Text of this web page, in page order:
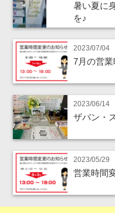
暑い夏に
を♪
2023/07/04
7月の営
2023/06/14
ザバン・
2023/05/29
営業時間